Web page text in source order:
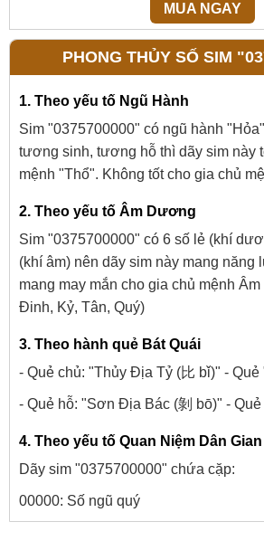
MUA NGAY
PHONG THỦY SỐ SIM
1. Theo yếu tố Ngũ Hành
Sim "0375700000" có ngũ hành
tương sinh, tương hỗ thì dãy sim này
mệnh "Thổ". Không tốt cho gia chủ
2. Theo yếu tố Âm Dương
Sim "0375700000" có 6 số lẻ (khí
(khí âm) nên dãy sim này mang
mang may mắn cho gia chủ mệnh Âm
Đinh, Kỷ, Tân, Quý)
3. Theo hành quẻ Bát Quái
- Quẻ chủ: "Thủy Địa Tỷ (比 bǐ)" - Quẻ
- Quẻ hỗ: "Sơn Địa Bác (剝 bō)" - Quẻ
4. Theo yếu tố Quan Niệm Dân Gian
Dãy sim "0375700000" chứa cặp:
00000: Số ngũ quý